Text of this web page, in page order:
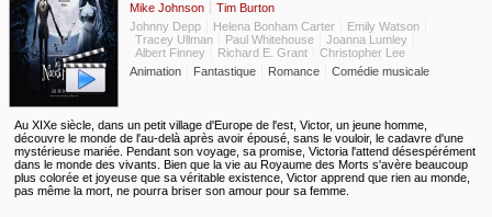
Mike Johnson
Tim Burton
Johnny Depp
Helena Bonham Carter
Emily Watson
Tracey Ullman
Paul Whitehouse
Joanna Lumley
Albert Finney
Richard E. Grant
Christopher Lee
Animation
Fantastique Romance Comédie musicale
Au XIXe siècle, dans un petit village d'Europe de l'est, Victor, un jeune homme,
découvre le monde de l'au-delà après avoir épousé, sans le vouloir, le cadavre d'une
mystérieuse mariée. Pendant son voyage, sa promise, Victoria l'attend désespérément
dans le monde des vivants. Bien que la vie au Royaume des Morts s'avère beaucoup
plus colorée et joyeuse que sa véritable existence, Victor apprend que rien au monde,
pas même la mort, ne pourra briser son amour pour sa femme.